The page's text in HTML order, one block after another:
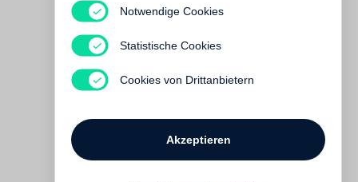
Jörg Adolph, Gereon
How to Make a Book with
€ 15.00
Notwendige Cookies
Statistische Cookies
Cookies von Drittanbietern
Akzeptieren